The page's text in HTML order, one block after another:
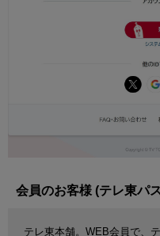
会員のお客様 (テレ東パ
テレ東本舗。WEB会員で、